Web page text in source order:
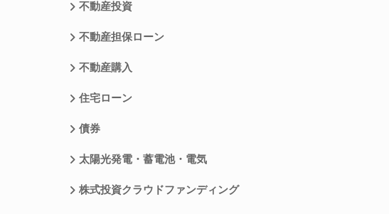
不動産投資
不動産担保ローン
不動産購入
住宅ローン
債券
太陽光発電・蓄電池・電気
株式投資クラウドファンディング